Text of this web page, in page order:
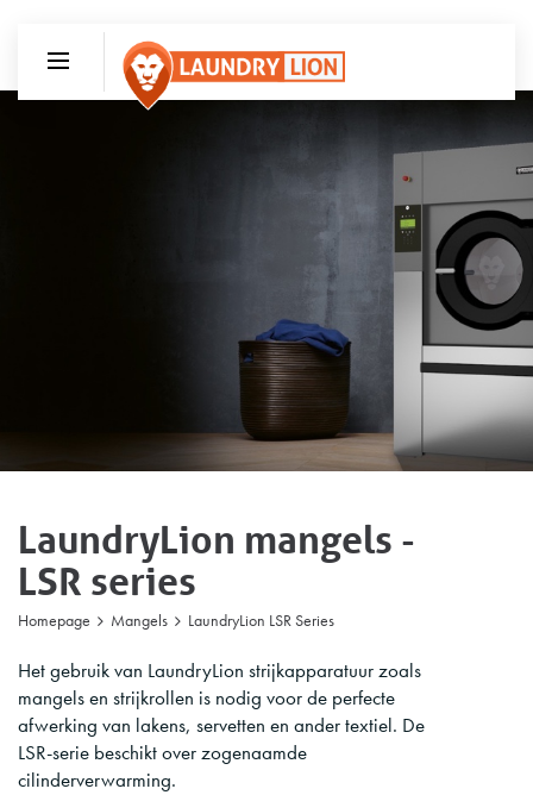
LaundryLion mangels -
LSR series
Homepage Mangels LaundryLion LSR Series
Het gebruik van LaundryLion strijkapparatuur zoals
mangels en strijkrollen is nodig voor de perfecte
afwerking van lakens, servetten en ander textiel. De
LSR-serie beschikt over zogenaamde
cilinderverwarming.